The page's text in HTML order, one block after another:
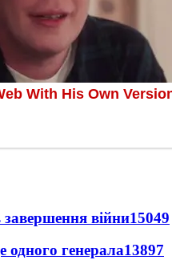
війни15049
генерала13897